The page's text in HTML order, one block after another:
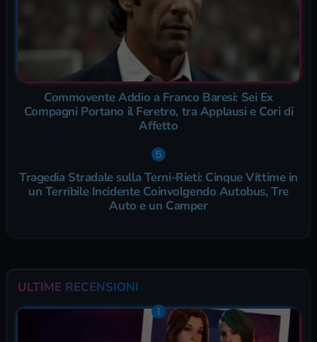
Commovente Addio a Franco Baresi: Sei Ex
Compagni Portano il Feretro, tra Applausi e Cori di
Affetto
Tragedia Stradale sulla Terni-Rieti: Cinque Vittime in
un Terribile Incidente Coinvolgendo Autobus, Tre
Auto e un Camper
ULTIME RECENSIONI